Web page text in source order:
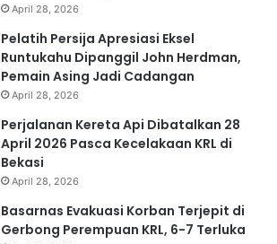
April 28, 2026
Pelatih Persija Apresiasi Eksel
Runtukahu Dipanggil John Herdman,
Pemain Asing Jadi Cadangan
April 28, 2026
Perjalanan Kereta Api Dibatalkan 28
April 2026 Pasca Kecelakaan KRL di
Bekasi
April 28, 2026
Basarnas Evakuasi Korban Terjepit di
Gerbong Perempuan KRL, 6-7 Terluka